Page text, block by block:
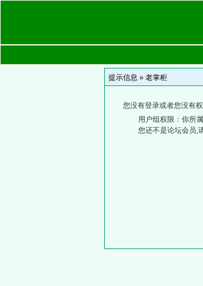
提示信息 » 老掌柜
您没有登录或者您没有
用户组权限：你所
您还不是论坛会员,